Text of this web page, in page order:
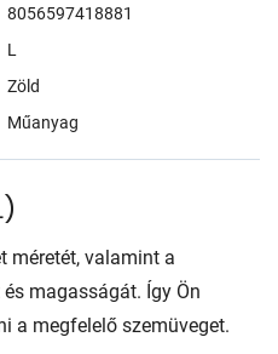
8056597418881
L
Zöld
Műanyag
)
méretét, valamint a
magasságát. Így Ön
a megfelelő szemüveget.